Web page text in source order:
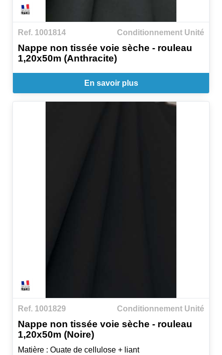
Ref. 1001814 Conditionnement Unité
Nappe non tissée voie sèche - rouleau
1,20x50m (Anthracite)
En savoir plus
Ref. 1001829 Conditionnement Unité
Nappe non tissée voie sèche - rouleau
1,20x50m (Noire)
Matière : Ouate de cellulose + liant